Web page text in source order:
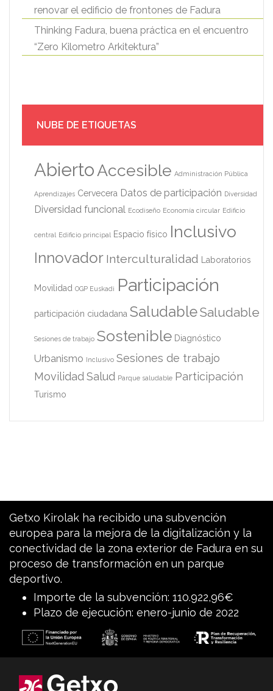
renovar el edificio de frontones de Fadura
Thinking Fadura, buena práctica en el encuentro
“Zero Kilometro Arkitektura”
NUBE DE ETIQUETAS
AbiertoAccesible Administración Pública
Aprendizajes Cervecera Datos de participación Diversidad
Diversidad funcional Ecodiseño Economía circular Edificio
central Edificio principal Espacio físico Inclusivo
Innovador Interculturalidad Laboratorios
Movilidad OGP Euskadi Participación
participación ciudadana SaludableSaludable
Sesiones de trabajo Sostenible Diagnóstico
Urbanismo Inclusivo Sesiones de trabajo
Movilidad Salud Parque saludable Participación
Turismo
Getxo Kirolak ha recibido una subvención
europea para la mejora de la digitalización y la
conectividad de la zona exterior de Fadura en su
proceso de transformación en un parque
deportivo.
Importe de la subvención: 110.922,96€
Plazo de ejecución: enero-junio de 2022